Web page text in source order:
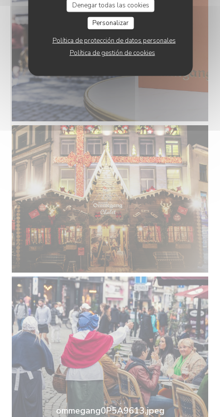
Denegar todas las cookies
Personalizar
Política de protección de datos personales
Política de gestión de cookies
ommegang0P5A9613.jpeg